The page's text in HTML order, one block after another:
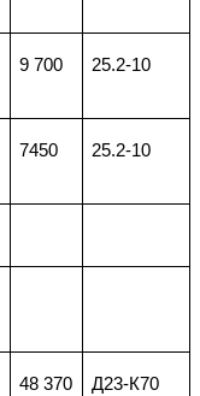
9 700 25.2-10
7450 25.2-10
48 370 Д23-К70